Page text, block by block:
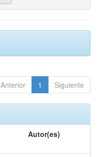
Anterior 1 Siguiente
Autor(es)